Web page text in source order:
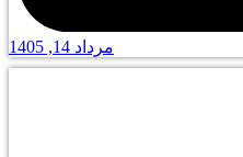
مرداد 14, 1405